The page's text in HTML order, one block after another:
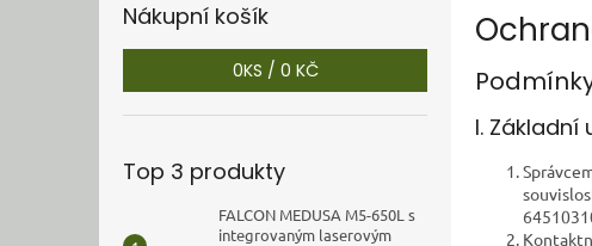
Nákupní košík
0KS / 0 KČ
Top 3 produkty
FALCON MEDUSA M5-650L s
integrovaným laserovým
I. Základní